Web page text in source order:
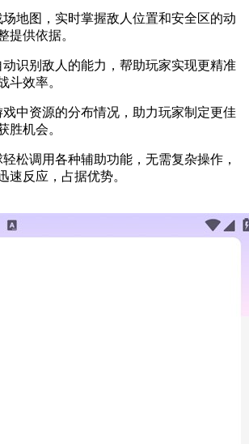
图，实时掌握敌人位置和安全区的动
提供依据。
别敌人的能力，帮助玩家实现更精准
斗效率。
资源的分布情况，助力玩家制定更佳
胜机会。
调用各种辅助功能，无需复杂操作，
速反应，占据优势。